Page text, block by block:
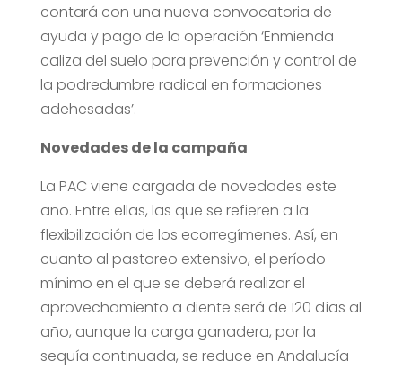
contará con una nueva convocatoria de
ayuda y pago de la operación ‘Enmienda
caliza del suelo para prevención y control de
la podredumbre radical en formaciones
adehesadas’.
Novedades de la campaña
La PAC viene cargada de novedades este
año. Entre ellas, las que se refieren a la
flexibilización de los ecorregímenes. Así, en
cuanto al pastoreo extensivo, el período
mínimo en el que se deberá realizar el
aprovechamiento a diente será de 120 días al
año, aunque la carga ganadera, por la
sequía continuada, se reduce en Andalucía